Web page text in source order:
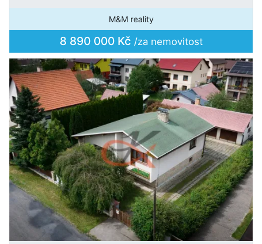
M&M reality
8 890 000 Kč /za nemovitost